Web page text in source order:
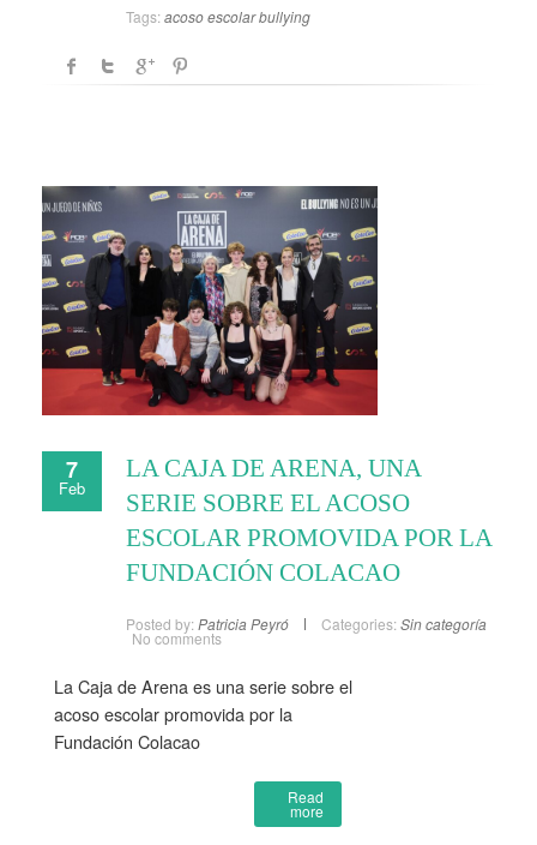
Tags: acoso escolarbullying
7
Feb
LA CAJA DE ARENA, UNA
SERIE SOBRE EL ACOSO
ESCOLAR PROMOVIDA POR LA
FUNDACIÓN COLACAO
Posted by: Patricia Peyró Categories: Sin categoría
No comments
La Caja de Arena es una serie sobre el
acoso escolar promovida por la
Fundación Colacao
Read
more